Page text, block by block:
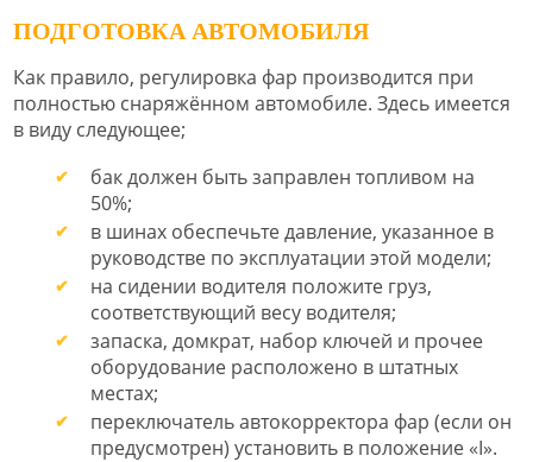
ПОДГОТОВКА АВТОМОБИЛЯ
Как правило, регулировка фар производится при
полностью снаряжённом автомобиле. Здесь имеется
в виду следующее;
бак должен быть заправлен топливом на
50%;
в шинах обеспечьте давление, указанное в
руководстве по эксплуатации этой модели;
на сидении водителя положите груз,
соответствующий весу водителя;
запаска, домкрат, набор ключей и прочее
оборудование расположено в штатных
местах;
переключатель автокорректора фар (если он
предусмотрен) установить в положение «I».